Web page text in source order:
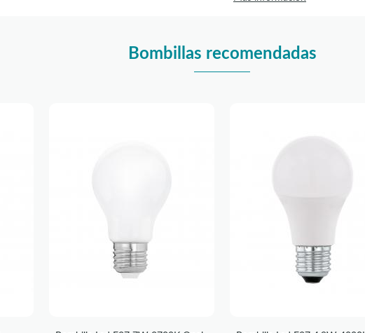
Bombillas recomendadas